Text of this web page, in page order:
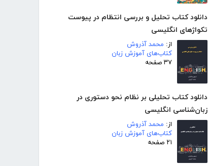
دانلود کتاب تحلیل و بررسی انتظام در پیوست
تکواژهای انگلیسی
از: محمد آذروش
کتاب‌های آموزش زبان
۳۷ صفحه
دانلود کتاب تحلیلی بر نظام نحو دستوری در
زبان‌شناسی انگلیسی
از: محمد آذروش
کتاب‌های آموزش زبان
۲۱ صفحه